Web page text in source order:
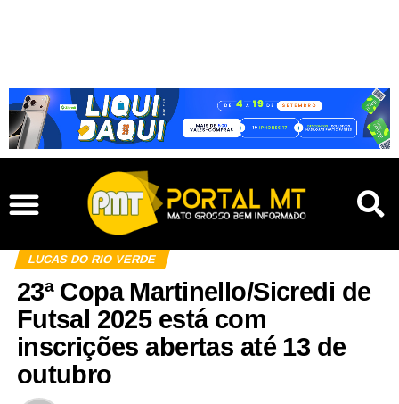
LUCAS DO RIO VERDE
23ª Copa Martinello/Sicredi de
Futsal 2025 está com
inscrições abertas até 13 de
outubro